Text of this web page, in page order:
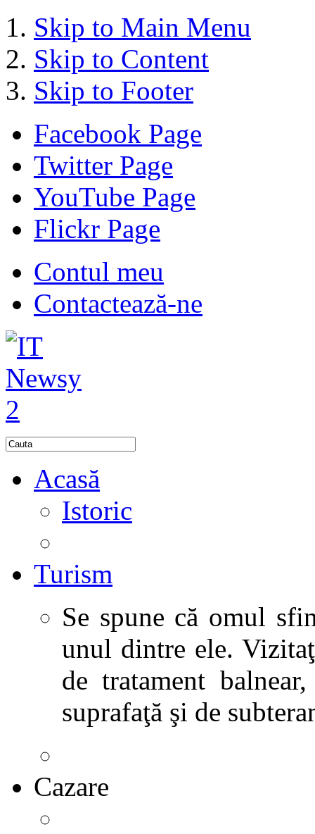
Skip to Main Menu
Skip to Content
Skip to Footer
Facebook Page
Twitter Page
YouTube Page
Flickr Page
Contul meu
Contactează-ne
Acasă
Istoric
Turism
Se spune că omul
unul dintre ele.
de tratament
suprafaţă şi de
Cazare